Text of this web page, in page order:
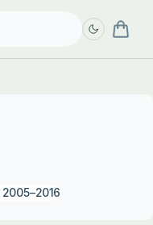
2005–2016